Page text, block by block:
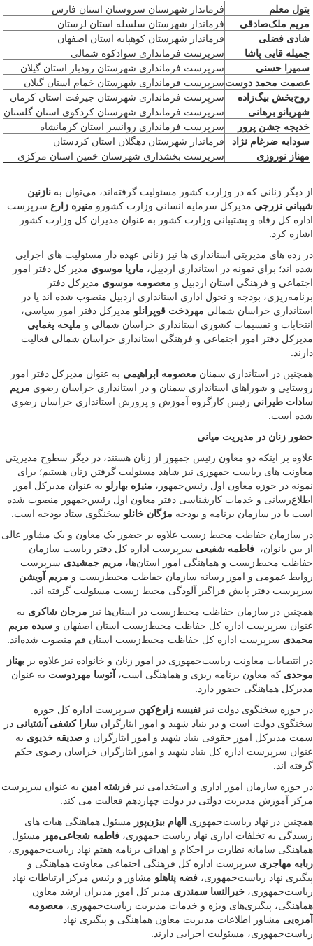
بتول معلم
فرماندار شهرستان سروستان استان فارس
مریم‌ ملک‌صادقی
فرماندار شهرستان‌ سلسله استان لرستان
شادی فضلی
فرماندار شهرستان کوهپایه استان اصفهان
جمیله قایی پاشا
سرپرست فرمانداری سوادکوه شمالی
سمیرا حسنی
سرپرست فرمانداری شهرستان رودبار استان‌ گیلان
عصمت محمد دوستسرپرست فرمانداری شهرستان خمام استان گیلان
روح‌بخش بیگ‌زاده
سرپرست فرمانداری شهرستان جیرفت استان کرمان
شهربانو برهانی
سرپرست فرمانداری شهرستان کردکوی استان گلستان
خدیجه جشن پرور
سرپرست فرمانداری روانسر استان کرمانشاه
سودابه ضرغام نژاد فرماندار شهرستان دهگلان استان‌ کردستان
مهناز نوروزی
سرپرست بخشداری شهرستان خمین استان مرکزی
از دیگر زنانی که در وزارت کشور مسئولیت گرفته‌اند، می‌توان به نازنین
شیبانی نزرجی مدیرکل سرمایه انسانی وزارت کشورو منیره زارع سرپرست
اداره کل رفاه و پشتیبانی وزارت کشور به عنوان مدیران کل وزارت کشور
اشاره کرد.
در رده های مدیریتی استانداری ها نیز زنانی عهده دار مسئولیت های اجرایی
شده اند؛ برای نمونه در استانداری اردبیل، ماریا موسوی مدیر کل دفتر امور
اجتماعی و فرهنگی استان اردبیل و معصومه موسوی مدیرکل دفتر
برنامه‌ریزی، بودجه و تحول اداری استانداری اردبیل منصوب شده اند یا در
استانداری خراسان شمالی مهردخت قوپرانلو مدیرکل دفتر امور سیاسی،
انتخابات و تقسیمات کشوری استانداری خراسان شمالی و ملیحه یغمایی
مدیرکل دفتر امور اجتماعی و فرهنگی استانداری خراسان شمالی فعالیت
دارند.
همچنین در استانداری سمنان معصومه ابراهیمی به عنوان مدیرکل دفتر امور
روستایی و شوراهای استانداری سمنان و در استانداری خراسان رضوی مریم
سادات طیرانی رئیس کارگروه آموزش و پرورش استانداری خراسان رضوی
شده است.
حضور زنان در مدیریت میانی
علاوه بر اینکه دو معاون رئیس جمهور از زنان هستند، در دیگر سطوح مدیریتی
معاونت های ریاست جمهوری نیز شاهد مسئولیت گرفتن زنان هستیم؛ برای
نمونه در حوزه معاون اول رئیس‌جمهور، منیژه بهارلو به عنوان مدیرکل امور
اطلاع‌رسانی و خدمات کارشناسی دفتر معاون اول رئیس‌جمهور منصوب شده
است یا در سازمان برنامه و بودجه مژگان خانلو سخنگوی ستاد بودجه است.
در سازمان حفاظت محیط زیست علاوه بر حضور یک معاون و یک مشاور عالی
از بین بانوان، ‌ فاطمه شفیعی سرپرست اداره کل دفتر ریاست سازمان
حفاظت محیط‌زیست و هماهنگی امور استان‌ها، مریم جمشیدی سرپرست
روابط عمومی و امور رسانه سازمان حفاظت محیط‌زیست و مریم آویشن
سرپرست دفتر پایش فراگیر آلودگی محیط زیست مسئولیت گرفته اند.
همچنین در سازمان حفاظت محیط‌زیست در استان‌ها نیز مرجان شاکری به
عنوان سرپرست اداره کل حفاظت محیط‌زیست استان اصفهان و سیده مریم
محمدی سرپرست اداره کل حفاظت محیط‌زیست استان قم منصوب شده‌اند.
در انتصابات معاونت ریاست‌جمهوری در امور زنان و خانواده نیز علاوه بر بهناز
موحدی که معاون برنامه ریزی و هماهنگی است،آتوسا مهردوست به عنوان
مدیرکل هماهنگی حضور دارد.
در حوزه سخنگوی دولت نیز نفیسه زارع‌کهن سرپرست اداره کل حوزه
سخنگوی دولت است و در بنیاد شهید و امور ایثارگران سارا کشفی آشتیانی در
سمت مدیرکل امور حقوقی بنیاد شهید و امور ایثارگران و صدیقه خدیوی به
عنوان سرپرست اداره کل بنیاد شهید و امور ایثارگران خراسان رضوی حکم
گرفته اند.
در حوزه سازمان امور اداری و استخدامی نیز فرشته امین به عنوان سرپرست
مرکز آموزش مدیریت دولتی در دولت چهاردهم فعالیت می کند.
همچنین در نهاد ریاست‌جمهوری الهام بیژن‌پور مسئول هماهنگی هیات های
رسیدگی به تخلفات اداری نهاد ریاست جمهوری، فاطمه شجاعی‌مهر مسئول
هماهنگی سامانه نظارت بر احکام و اهداف برنامه هفتم نهاد ریاست‌جمهوری،
ربابه مهاجری سرپرست اداره کل فرهنگی اجتماعی معاونت هماهنگی و
پیگیری نهاد ریاست‌جمهوری، فضه پناهلو مشاور و رئیس مرکز ارتباطات نهاد
ریاست‌جمهوری، خیرالنسا سمندری مدیر کل امور مدیران ارشد معاون
هماهنگی، پیگیری‌های‌ ویژه و خدمات مدیریت ریاست‌جمهوری، معصومه
آمره‌یی مشاور اطلاعات مدیریت معاون‌ هماهنگی و پیگیری نهاد
ریاست‌جمهوری، مسئولیت اجرایی دارند.